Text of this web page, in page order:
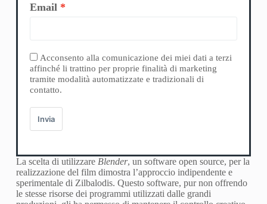
Email
Acconsento alla comunicazione dei miei dati a terzi
affinché li trattino per proprie finalità di marketing
tramite modalità automatizzate e tradizionali di
contatto.
Invia
La scelta di utilizzare Blender, un software open source, per la
realizzazione del film dimostra l’approccio indipendente e
sperimentale di Zilbalodis. Questo software, pur non offrendo
le stesse risorse dei programmi utilizzati dalle grandi